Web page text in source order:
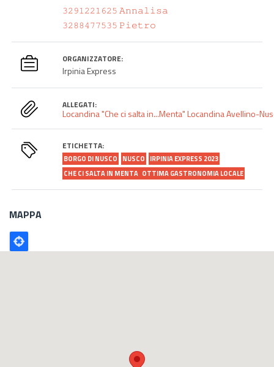
𝟹𝟸𝟿𝟷𝟸𝟸𝟷𝟼𝟸𝟻 𝙰𝚗𝚗𝚊𝚕𝚒𝚜𝚊
𝟹𝟸𝟾𝟾𝟺𝟽𝟽𝟻𝟹𝟻 𝙿𝚒𝚎𝚝𝚛𝚘
ORGANIZZATORE:
Irpinia Express
ALLEGATI:
Locandina "Che ci salta in...Menta"Locandina Avellino-
ETICHETTA:
BORGO DI NUSCO NUSCO
IRPINIA EXPRESS 2023
CHE CI SALTA IN MENTA OTTIMA GASTRONOMIA LOCALE
MAPPA
Poligono
GEO